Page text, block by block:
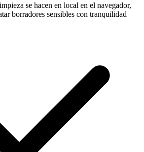
se hacen en local en el navegador,
borradores sensibles con tranquilidad